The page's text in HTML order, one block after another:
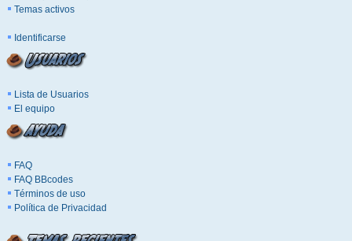
Temas activos
Identificarse
Lista de Usuarios
El equipo
FAQ
FAQ BBcodes
Términos de uso
Política de Privacidad